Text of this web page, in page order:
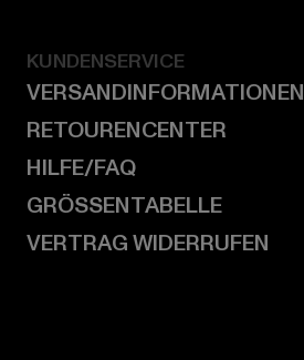
KUNDENSERVICE
VERSANDINFORMATIONEN
RETOURENCENTER
HILFE/FAQ
GRÖSSENTABELLE
VERTRAG WIDERRUFEN